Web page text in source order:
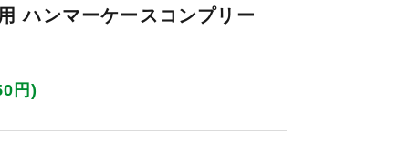
ハンマーケースコンプリー
円)